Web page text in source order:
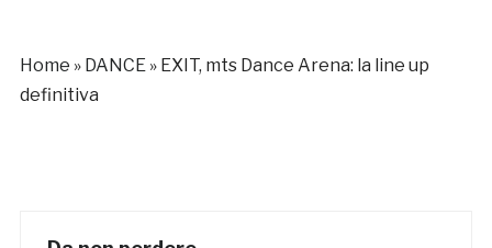
Home » DANCE» EXIT, mts Dance Arena: la line up
definitiva